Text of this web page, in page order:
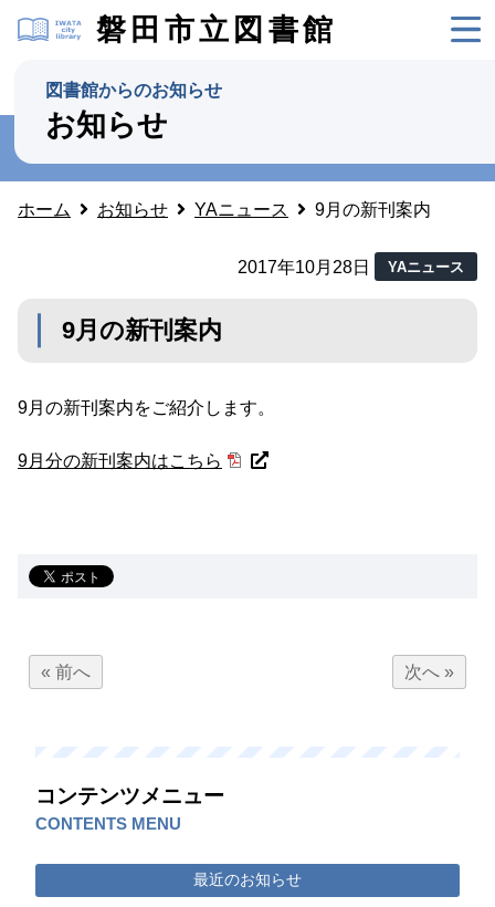
磐田市立図書館
図書館からのお知らせ
お知らせ
ホーム お知らせ YAニュース 9月の新刊案内
2017年10月28日 YAニュース
9月の新刊案内
9月の新刊案内をご紹介します。
9月分の新刊案内はこちら
« 前へ 次へ »
コンテンツメニュー
CONTENTS MENU
最近のお知らせ